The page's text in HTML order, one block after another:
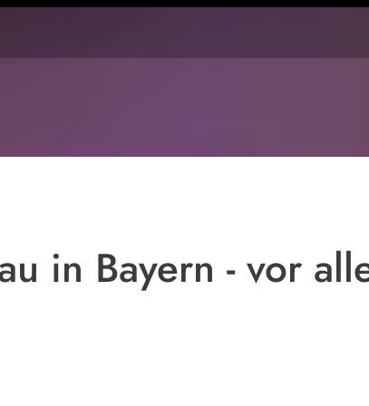
in Bayern - vor